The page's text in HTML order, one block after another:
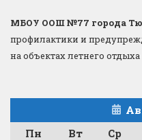
МБОУ ООШ №77 города
профилактики и
на объектах летнего отдыха
Пн
Вт Ср